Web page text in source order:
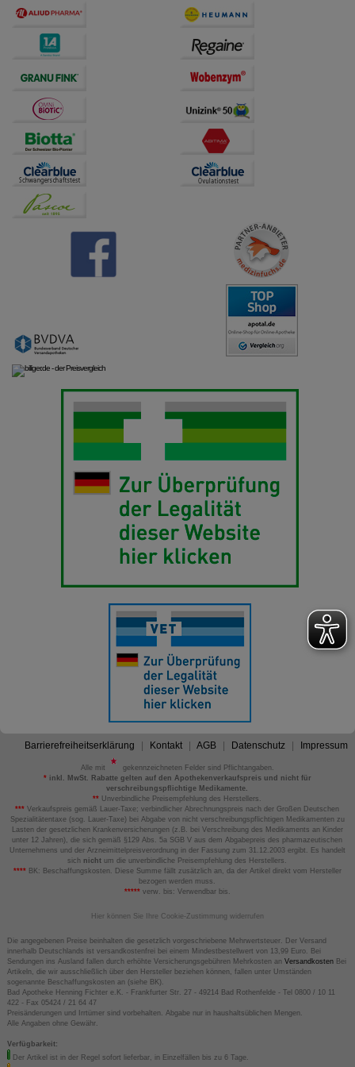
übertragen werden.
Barrierefreiheitserklärung Kontakt AGB Datenschutz Impressum
Alle mit
gekennzeichneten Felder sind Pflichtangaben.
*inkl. MwSt. Rabatte gelten auf den Apothekenverkaufspreis und nicht für
verschreibungspflichtige Medikamente.
** Unverbindliche Preisempfehlung des Herstellers.
*** Verkaufspreis gemäß Lauer-Taxe; verbindlicher Abrechnungspreis nach der Großen Deutschen
Spezialitätentaxe (sog. Lauer-Taxe) bei Abgabe von nicht verschreibungspflichtigen Medikamenten zu
Lasten der gesetzlichen Krankenversicherungen (z.B. bei Verschreibung des Medikaments an Kinder
unter 12 Jahren), die sich gemäß §129 Abs. 5a SGB V aus dem Abgabepreis des pharmazeutischen
Unternehmens und der Arzneimittelpreisverordnung in der Fassung zum 31.12.2003 ergibt. Es handelt
sich nicht um die unverbindliche Preisempfehlung des Herstellers.
****BK: Beschaffungskosten. Diese Summe fällt zusätzlich an, da der Artikel direkt vom Hersteller
bezogen werden muss.
*****verw. bis: Verwendbar bis.
Hier können Sie Ihre Cookie-Zustimmung widerrufen
Die angegebenen Preise beinhalten die gesetzlich vorgeschriebene Mehrwertsteuer. Der Versand
innerhalb Deutschlands ist versandkostenfrei bei einem Mindestbestellwert von 13,99 Euro. Bei
Sendungen ins Ausland fallen durch erhöhte Versicherungsgebühren Mehrkosten an VersandkostenBei
Artikeln, die wir ausschließlich über den Hersteller beziehen können, fallen unter Umständen
sogenannte Beschaffungskosten an (siehe BK).
Bad Apotheke Henning Fichter e.K. - Frankfurter Str. 27 - 49214 Bad Rothenfelde - Tel 0800 / 10 11
422 - Fax 05424 / 21 64 47
Preisänderungen und Irrtümer sind vorbehalten. Abgabe nur in haushaltsüblichen Mengen.
Alle Angaben ohne Gewähr.
Verfügbarkeit:
Der Artikel ist in der Regel sofort lieferbar, in Einzelfällen bis zu 6 Tage.